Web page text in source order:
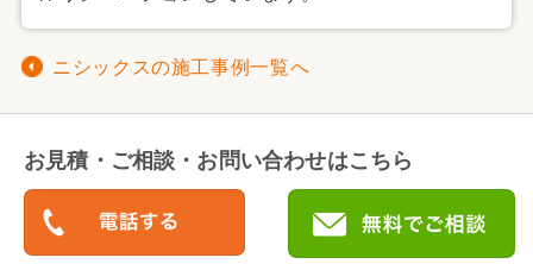
ニシックスの施工事例一覧へ
お見積・ご相談・お問い合わせはこちら